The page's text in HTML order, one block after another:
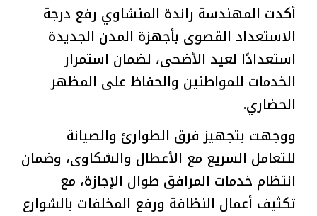
أكدت المهندسة راندة المنشاوي رفع درجة
الاستعداد القصوى بأجهزة المدن الجديدة
استعدادًا لعيد الأضحى، لضمان استمرار
الخدمات للمواطنين والحفاظ على المظهر
الحضاري.
ووجهت بتجهيز فرق الطوارئ والصيانة
للتعامل السريع مع الأعطال والشكاوى، وضمان
انتظام خدمات المرافق طوال الإجازة، مع
تكثيف أعمال النظافة ورفع المخلفات بالشوارع